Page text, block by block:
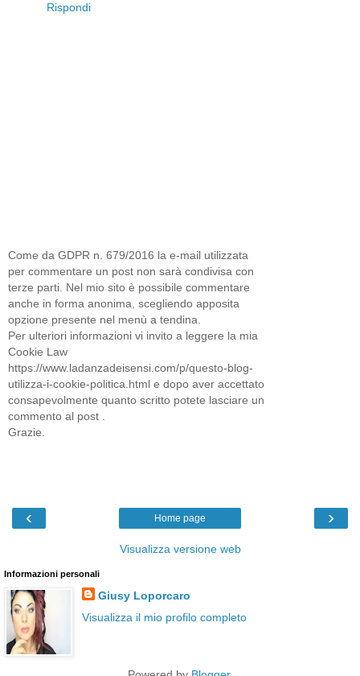
Rispondi
Come da GDPR n. 679/2016 la e-mail utilizzata
per commentare un post non sarà condivisa con
terze parti. Nel mio sito è possibile commentare
anche in forma anonima, scegliendo apposita
opzione presente nel menù a tendina.
Per ulteriori informazioni vi invito a leggere la mia
Cookie Law
https://www.ladanzadeisensi.com/p/questo-blog-
utilizza-i-cookie-politica.html e dopo aver accettato
consapevolmente quanto scritto potete lasciare un
commento al post .
Grazie.
‹ ›
Home page
Visualizza versione web
Informazioni personali
Giusy Loporcaro
Visualizza il mio profilo completo